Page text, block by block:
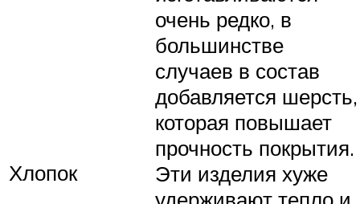
Хлопок
очень редко, в
большинстве
случаев в состав
добавляется шерсть,
которая повышает
прочность покрытия.
Эти изделия хуже